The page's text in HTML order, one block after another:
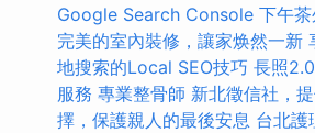
Google Search Console 下午
完美的室內裝修，讓家焕然一新
地搜索的Local SEO技巧 長照
服務 專業整骨師 新北徵信社，
擇，保護親人的最後安息 台北護